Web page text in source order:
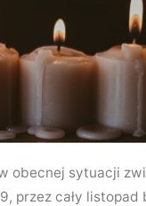
obecnej sytuacji
przez cały listopad